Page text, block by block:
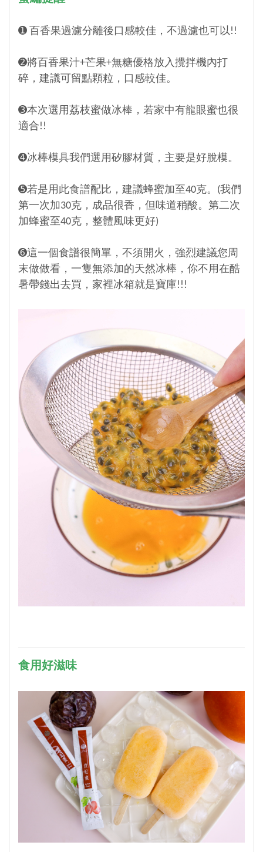
➊ 百香果過濾分離後口感較佳，不過濾也可以!!
➋將百香果汁+芒果+無糖優格放入攪拌機內打
碎，建議可留點顆粒，口感較佳。
➌本次選用荔枝蜜做冰棒，若家中有龍眼蜜也很
適合!!
➍冰棒模具我們選用矽膠材質，主要是好脫模。
➎若是用此食譜配比，建議蜂蜜加至40克。(我們
第一次加30克，成品很香，但味道稍酸。第二次
加蜂蜜至40克，整體風味更好)
➏這一個食譜很簡單，不須開火，強烈建議您周
末做做看，一隻無添加的天然冰棒，你不用在酷
暑帶錢出去買，家裡冰箱就是寶庫!!!
食用好滋味